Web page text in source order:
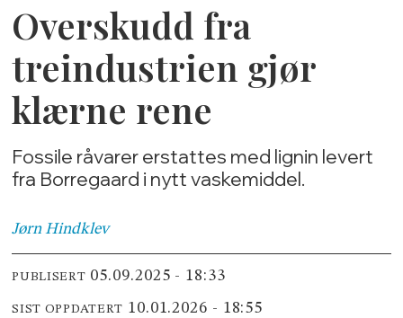
Overskudd fra
treindustrien gjør
klærne rene
Fossile råvarer erstattes med lignin levert
fra Borregaard i nytt vaskemiddel.
Jørn Hindklev
PUBLISERT 05.09.2025 - 18:33
SIST OPPDATERT 10.01.2026 - 18:55